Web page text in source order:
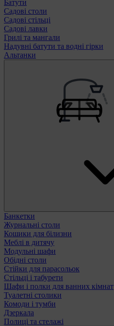
Батути
Садові столи
Садові стільці
Садові лавки
Грилі та мангали
Надувні батути та водні гірки
Альтанки
Банкетки
Журнальні столи
Кошики для білизни
Меблі в дитячу
Модульні шафи
Обідні столи
Стійки для парасольок
Стільці і табурети
Шафи і полки для ванних кімнат
Туалетні столики
Комоди і тумби
Дзеркала
Полиці та стелажі